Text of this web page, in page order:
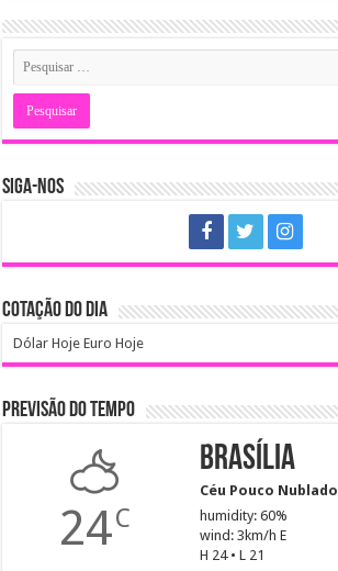
SIGA-NOS
COTAÇÃO DO DIA
Dólar Hoje Euro Hoje
PREVISÃO DO TEMPO
24C
Brasília
Céu Pouco Nublado
humidity: 60%
wind: 3km/h E
H 24 • L 21